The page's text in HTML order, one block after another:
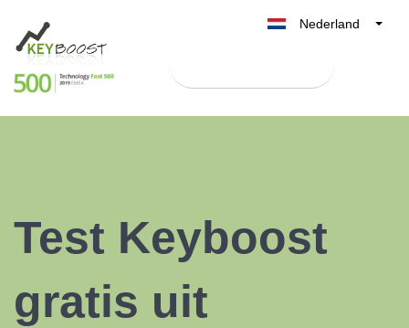
Nederland
België
Italia
Test Keyboost
gratis uit